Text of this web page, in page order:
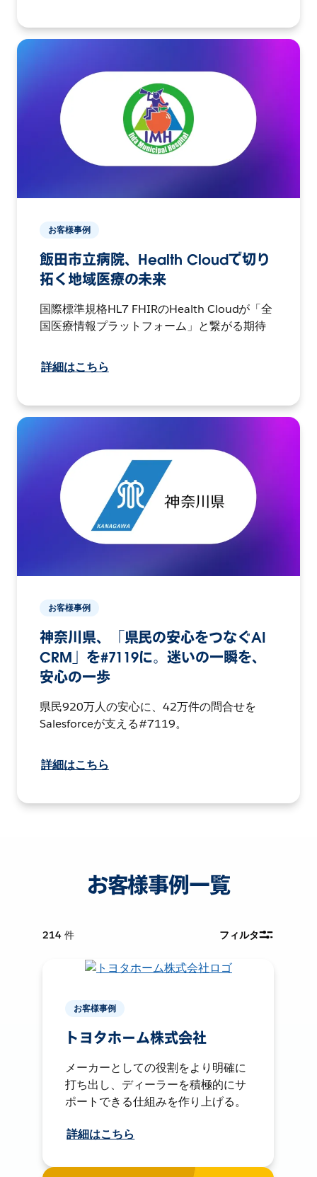
お客様事例
飯田市立病院、Health Cloudで切り
拓く地域医療の未来
国際標準規格HL7 FHIRのHealth Cloudが「全
国医療情報プラットフォーム」と繋がる期待
詳細はこちら
お客様事例
神奈川県、「県民の安心をつなぐAI
CRM」を#7119に。迷いの一瞬を、
安心の一歩
県民920万人の安心に、42万件の問合せを
Salesforceが支える#7119。
詳細はこちら
お客様事例一覧
214 件 フィルタ
お客様事例
トヨタホーム株式会社
メーカーとしての役割をより明確に
打ち出し、ディーラーを積極的にサ
ポートできる仕組みを作り上げる。
詳細はこちら